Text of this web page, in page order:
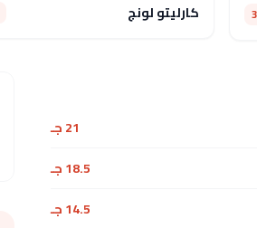
كارليتو لونج
21 جـ
18.5 جـ
14.5 جـ